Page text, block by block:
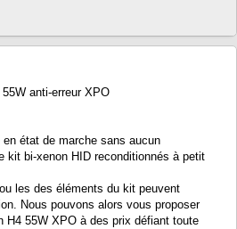
anti-erreur XPO
état de marche sans aucun
kit bi-xenon HID reconditionnés à petit
les des éléments du kit peuvent
Nous pouvons alors vous proposer
H4 55W XPO à des prix défiant toute